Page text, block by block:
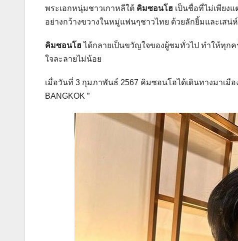
พระเอกหนุ่มชาวเกาหลีใต้ คิมซอนโฮ เป็นชื่อที่ไม่เพียง
อย่างกว้างขวางในหมู่แฟนๆชาวไทย ด้วยลักยิ้มและเสน่
คิมซอนโฮ ได้กลายเป็นขวัญใจของผู้ชมทั่วไป ทำให้ทุก
ใจละลายไม่น้อย
เมื่อวันที่ 3 กุมภาพันธ์ 2567 คิมซอนโฮได้เดินทางมาเมือ
BANGKOK ”